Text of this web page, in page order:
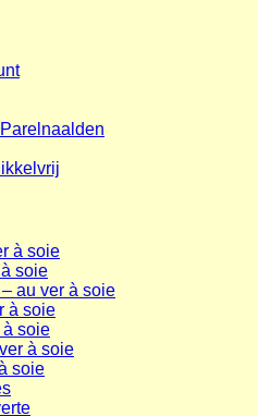
à soie
soie
au ver à soie
à soie
à soie
à soie
soie